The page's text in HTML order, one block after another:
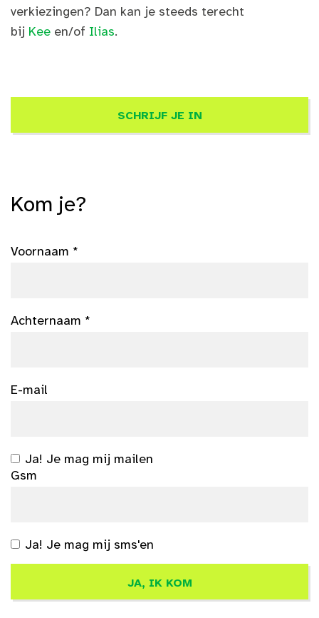
verkiezingen? Dan kan je steeds terecht
bij Kee en/of Ilias.
SCHRIJF JE IN
Kom je?
Voornaam *
Achternaam *
E-mail
Ja! Je mag mij mailen
Gsm
Ja! Je mag mij sms'en